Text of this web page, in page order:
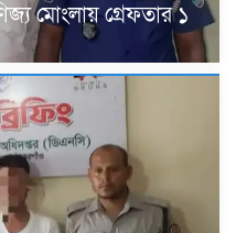
মোংলায় গ্রেফতার ১